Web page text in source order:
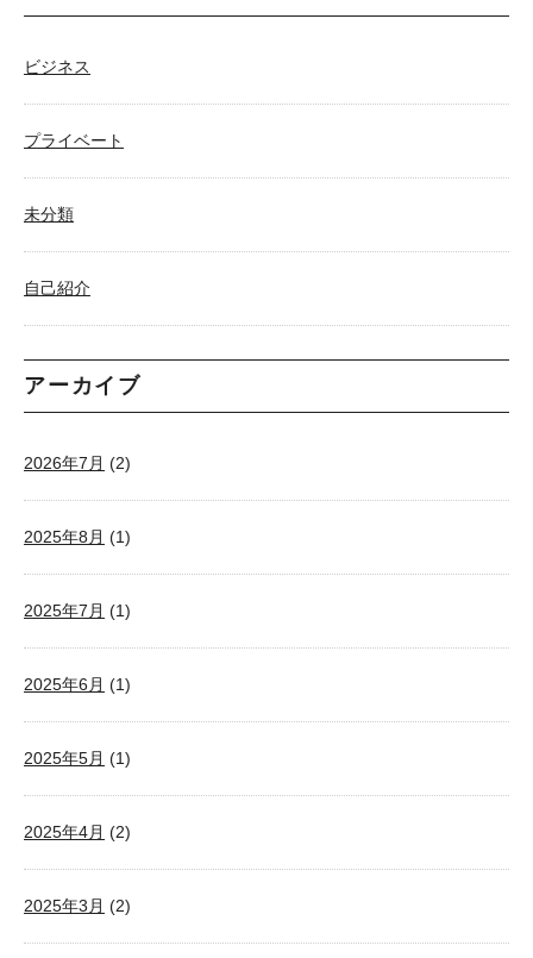
ビジネス
プライベート
未分類
自己紹介
アーカイブ
2026年7月 (2)
2025年8月 (1)
2025年7月 (1)
2025年6月 (1)
2025年5月 (1)
2025年4月 (2)
2025年3月 (2)